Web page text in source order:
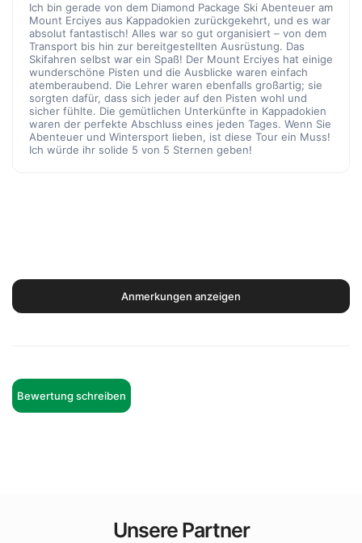
Ich bin gerade von dem Diamond Package Ski Abenteuer am
Mount Erciyes aus Kappadokien zurückgekehrt, und es war
absolut fantastisch! Alles war so gut organisiert – von dem
Transport bis hin zur bereitgestellten Ausrüstung. Das
Skifahren selbst war ein Spaß! Der Mount Erciyes hat einige
wunderschöne Pisten und die Ausblicke waren einfach
atemberaubend. Die Lehrer waren ebenfalls großartig; sie
sorgten dafür, dass sich jeder auf den Pisten wohl und
sicher fühlte. Die gemütlichen Unterkünfte in Kappadokien
waren der perfekte Abschluss eines jeden Tages. Wenn Sie
Abenteuer und Wintersport lieben, ist diese Tour ein Muss!
Ich würde ihr solide 5 von 5 Sternen geben!
Anmerkungen anzeigen
Bewertung schreiben
Unsere Partner